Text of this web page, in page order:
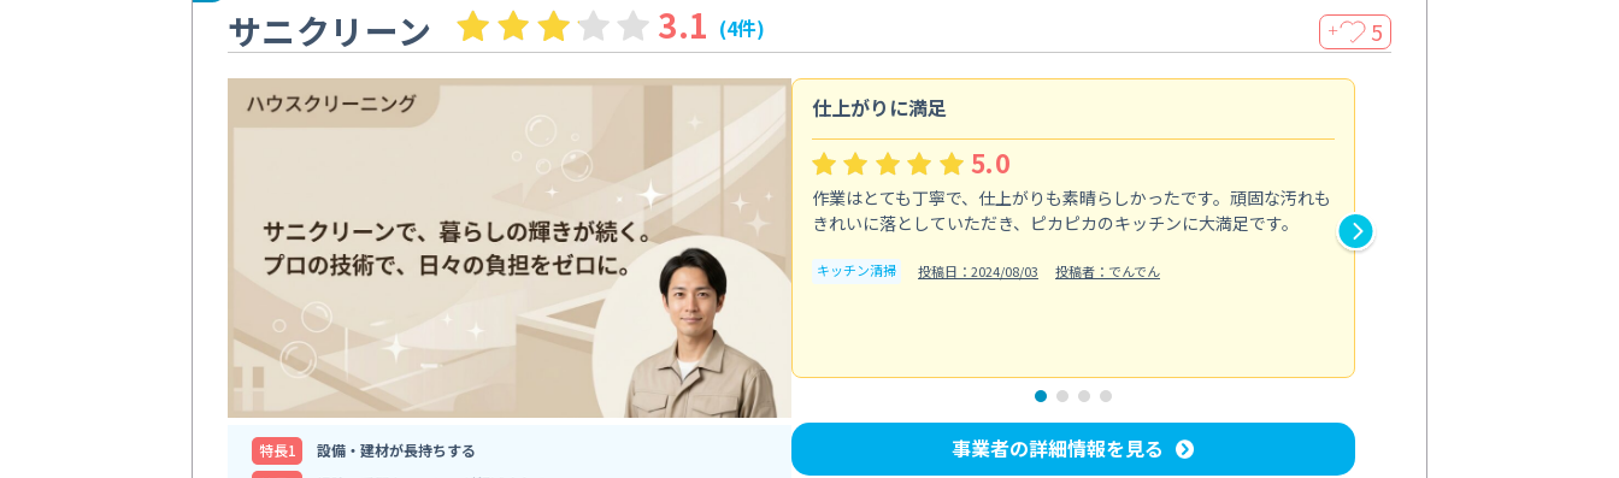
サニクリーン 3.1 (4件) ＋ 5
特⻑1
設備・建材が長持ちする
仕上がりに満足
5.0
作業はとても丁寧で、仕上がりも素晴らしかったです。頑固な汚れも
きれいに落としていただき、ピカピカのキッチンに大満足です。
キッチン清掃 投稿日：2024/08/03 投稿者：でんでん
事業者の詳細情報を見る